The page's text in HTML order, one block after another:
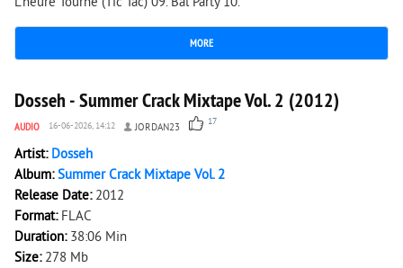
MORE
8 193 0
Dosseh - Summer Crack Mixtape Vol. 2 (2012)
AUDIO 16-06-2026, 14:12 JORDAN23 17
Artist: Dosseh
Album:Summer Crack Mixtape Vol. 2
Release Date: 2012
Format: FLAC
Duration: 38:06 Min
Size: 278 Mb